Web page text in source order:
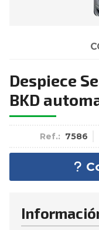
Despiece
BKD
Ref.: 7586